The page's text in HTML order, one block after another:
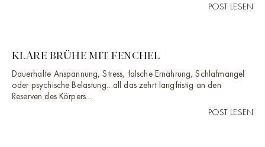
POST LESEN
KLARE BRÜHE MIT FENCHEL
Dauerhafte Anspannung, Stress, falsche Ernährung, Schlafmangel
oder psychische Belastung…all das zehrt langfristig an den
Reserven des Körpers...
POST LESEN